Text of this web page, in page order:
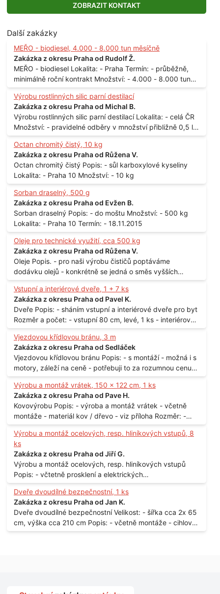
ZOBRAZIT KONTAKT
Další zakázky
MEŘO - biodiesel, 4.000 - 8.000 tun měsíčně
Zakázka z okresu Praha od Rudolf Ž.
MEŘO - biodiesel Lokalita: - Praha Termín: - průběžně,
minimálně roční kontrakt Množství: - 4.000 - 8.000 tun
měsíčně
Výrobu rostlinných silic parní destilací
Zakázka z okresu Praha od Michal B.
Výrobu rostlinných silic parní destilací Lokalita: - celá ČR
Množství: - pravidelné odběry v množství přibližně 0,5 l
až 1 l
Octan chromitý čistý, 10 kg
Zakázka z okresu Praha od Růžena V.
Octan chromitý čistý Popis: - sůl karboxylové kyseliny
Lokalita: - Praha 10 Množství: - 10 kg
Sorban draselný, 500 g
Zakázka z okresu Praha od Evžen B.
Sorban draselný Popis: - do moštu Množství: - 500 kg
Lokalita: - Praha 10 Termín: - 18.11.2015
Oleje pro technické využití, cca 500 kg
Zakázka z okresu Praha od Růžena V.
Oleje Popis. - pro naši výrobu čističů poptáváme
dodávku olejů - konkrétně se jedná o směs vyšších
mastných kyselin s převahou olejové kyseliny - účelem je
technické využití - hustota při 20°C - cca 870 kg / m3
Balení: - po 190 kg v sudu Množství: - cca 500 kg - roční
spotřeba Lokalita: - Praha
Vstupní a interiérové dveře, 1 + 7 ks
Zakázka z okresu Praha od Pavel K.
Dveře Popis: - sháním vstupní a interiérové dveře pro byt
Rozměr a počet: - vstupní 80 cm, levé, 1 ks - interiérové
80 cm, levé, 2 ks - 80 cm, pravé, 3 ks - 60 cm, levé, 2 ks
Lokalita: - Praha 10
Vjezdovou křídlovou bránu, 3 m
Zakázka z okresu Praha od Sedláček
Vjezdovou křídlovou bránu Popis: - s montáží - možná i s
motory, záleží na ceně - potřebuji to za rozumnou cenu
Materiál: - ocel Množství: - 1 ks Velikost: - 3 m Lokalita: -
Praha
Výrobu a montáž vrátek, 150 x 122 cm, 1 ks
Zakázka z okresu Praha od Pave H.
Kovovýrobu Popis: - výroba a montáž vrátek - včetně
montáže - materiál kov / dřevo - viz příloha Rozměr: -
150 x 122 cm Lokalita: - Senohraby Nabídky na e-mail.
Výrobu a montáž ocelových, resp. hliníkových vstupů, 8
ks
Zakázka z okresu Praha od Jiří G.
Výrobu a montáž ocelových, resp. hliníkových vstupů
Popis: - včtetně prosklení a elektrických
samozamýkacích zámků pro panelový dům - jedná se o
vchodové dveře umístěné v zarámovaném a proskleném
portálu - předmětem dodávky bude i demontáž
stávajících a už nevyhovujících prosklených,
umělohmotných vstupů Množství: - 8 ks Lokalita: - 7, 9,
Dveře dvoudílné bezpečnostní, 1 ks
Zakázka z okresu Praha od Jan K.
Dveře dvoudílné bezpečnostní Velikost: - šířka cca 2x 65
cm, výška cca 210 cm Popis: - včetně montáže - cihlový
dům, 2. patro - vchod z chodby - rozměry bez zárubní